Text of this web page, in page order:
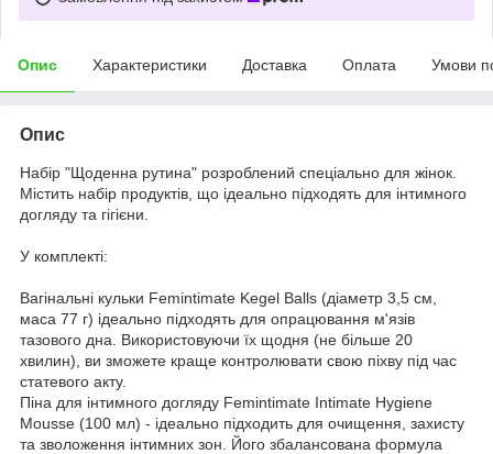
Опис Характеристики Доставка Оплата Умови
Опис
Набір "Щоденна рутина" розроблений спеціально для жінок.
Містить набір продуктів, що ідеально підходять для інтимного
догляду та гігієни.
У комплекті:
Вагінальні кульки Femintimate Kegel Balls (діаметр 3,5 см,
маса 77 г) ідеально підходять для опрацювання м'язів
тазового дна. Використовуючи їх щодня (не більше 20
хвилин), ви зможете краще контролювати свою піхву під час
статевого акту.
Піна для інтимного догляду Femintimate Intimate Hygiene
Mousse (100 мл) - ідеально підходить для очищення, захисту
та зволоження інтимних зон. Його збалансована формула